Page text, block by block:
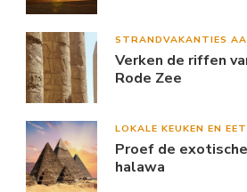
STRANDVAKANTIES
Verken de riffen
Rode Zee
LOKALE KEUKEN EN
Proef de
halawa